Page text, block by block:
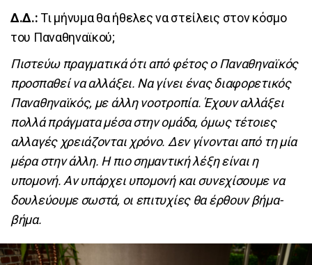
Δ.Δ.:Τι μήνυμα θα ήθελες να στείλεις στον κόσμο
του Παναθηναϊκού;
Πιστεύω πραγματικά ότι από φέτος ο Παναθηναϊκός
προσπαθεί να αλλάξει. Να γίνει ένας διαφορετικός
Παναθηναϊκός, με άλλη νοοτροπία. Έχουν αλλάξει
πολλά πράγματα μέσα στην ομάδα, όμως τέτοιες
αλλαγές χρειάζονται χρόνο. Δεν γίνονται από τη μία
μέρα στην άλλη. Η πιο σημαντική λέξη είναι η
υπομονή. Αν υπάρχει υπομονή και συνεχίσουμε να
δουλεύουμε σωστά, οι επιτυχίες θα έρθουν βήμα-
βήμα.